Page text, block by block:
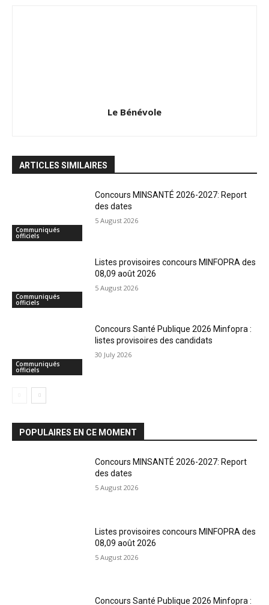
Le Bénévole
ARTICLES SIMILAIRES
Communiqués
officiels
Concours MINSANTÉ 2026-2027: Report
des dates
5 August 2026
Communiqués
officiels
Listes provisoires concours MINFOPRA des
08,09 août 2026
5 August 2026
Communiqués
officiels
Concours Santé Publique 2026 Minfopra :
listes provisoires des candidats
30 July 2026
POPULAIRES EN CE MOMENT
Concours MINSANTÉ 2026-2027: Report
des dates
5 August 2026
Listes provisoires concours MINFOPRA des
08,09 août 2026
5 August 2026
Concours Santé Publique 2026 Minfopra :